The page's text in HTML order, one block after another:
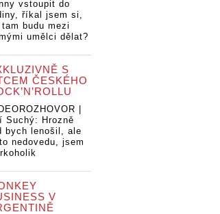
vstoupit do
říkal jsem si,
budu mezi
umělci dělat?
S
ČESKÉHO
|
Suchý: Hrozně
bych lenošil, ale
nedovedu, jsem
V